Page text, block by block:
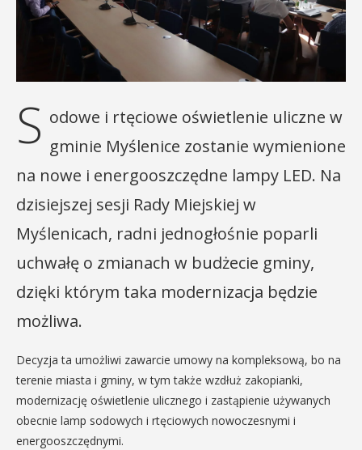
S odowe i rtęciowe oświetlenie uliczne w
gminie Myślenice zostanie wymienione
na nowe i energooszczędne lampy LED. Na
dzisiejszej sesji Rady Miejskiej w
Myślenicach, radni jednogłośnie poparli
uchwałę o zmianach w budżecie gminy,
dzięki którym taka modernizacja będzie
możliwa.
Decyzja ta umożliwi zawarcie umowy na kompleksową, bo na
terenie miasta i gminy, w tym także wzdłuż zakopianki,
modernizację oświetlenie ulicznego i zastąpienie używanych
obecnie lamp sodowych i rtęciowych nowoczesnymi i
energooszczędnymi.